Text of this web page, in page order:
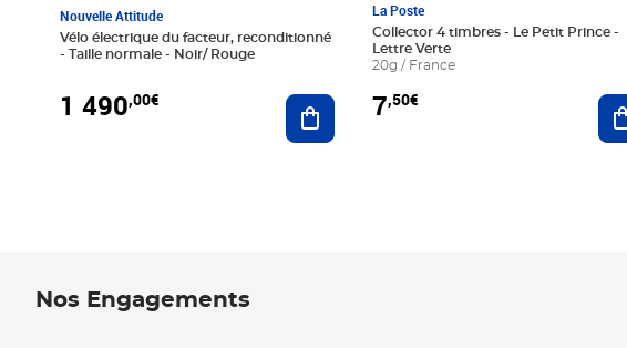
Nouvelle Attitude
Vélo électrique du facteur, reconditionné
- Taille normale - Noir/ Rouge
1 490,00€ Ajouter au panier
La Poste
Collector 4 timbres - Le Petit Prince -
Lettre Verte
20g / France
7,50€
Nos Engagements